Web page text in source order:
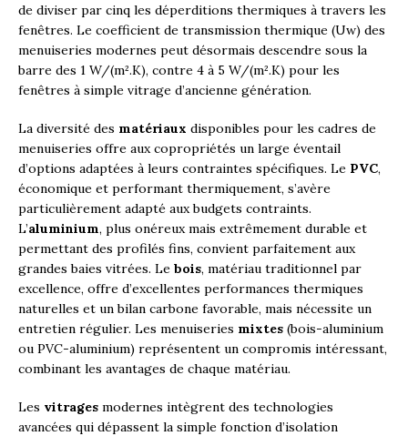
de diviser par cinq les déperditions thermiques à travers les
fenêtres. Le coefficient de transmission thermique (Uw) des
menuiseries modernes peut désormais descendre sous la
barre des 1 W/(m².K), contre 4 à 5 W/(m².K) pour les
fenêtres à simple vitrage d’ancienne génération.
La diversité des matériaux disponibles pour les cadres de
menuiseries offre aux copropriétés un large éventail
d’options adaptées à leurs contraintes spécifiques. Le PVC,
économique et performant thermiquement, s’avère
particulièrement adapté aux budgets contraints.
L’aluminium, plus onéreux mais extrêmement durable et
permettant des profilés fins, convient parfaitement aux
grandes baies vitrées. Le bois, matériau traditionnel par
excellence, offre d’excellentes performances thermiques
naturelles et un bilan carbone favorable, mais nécessite un
entretien régulier. Les menuiseries mixtes (bois-aluminium
ou PVC-aluminium) représentent un compromis intéressant,
combinant les avantages de chaque matériau.
Les vitrages modernes intègrent des technologies
avancées qui dépassent la simple fonction d’isolation